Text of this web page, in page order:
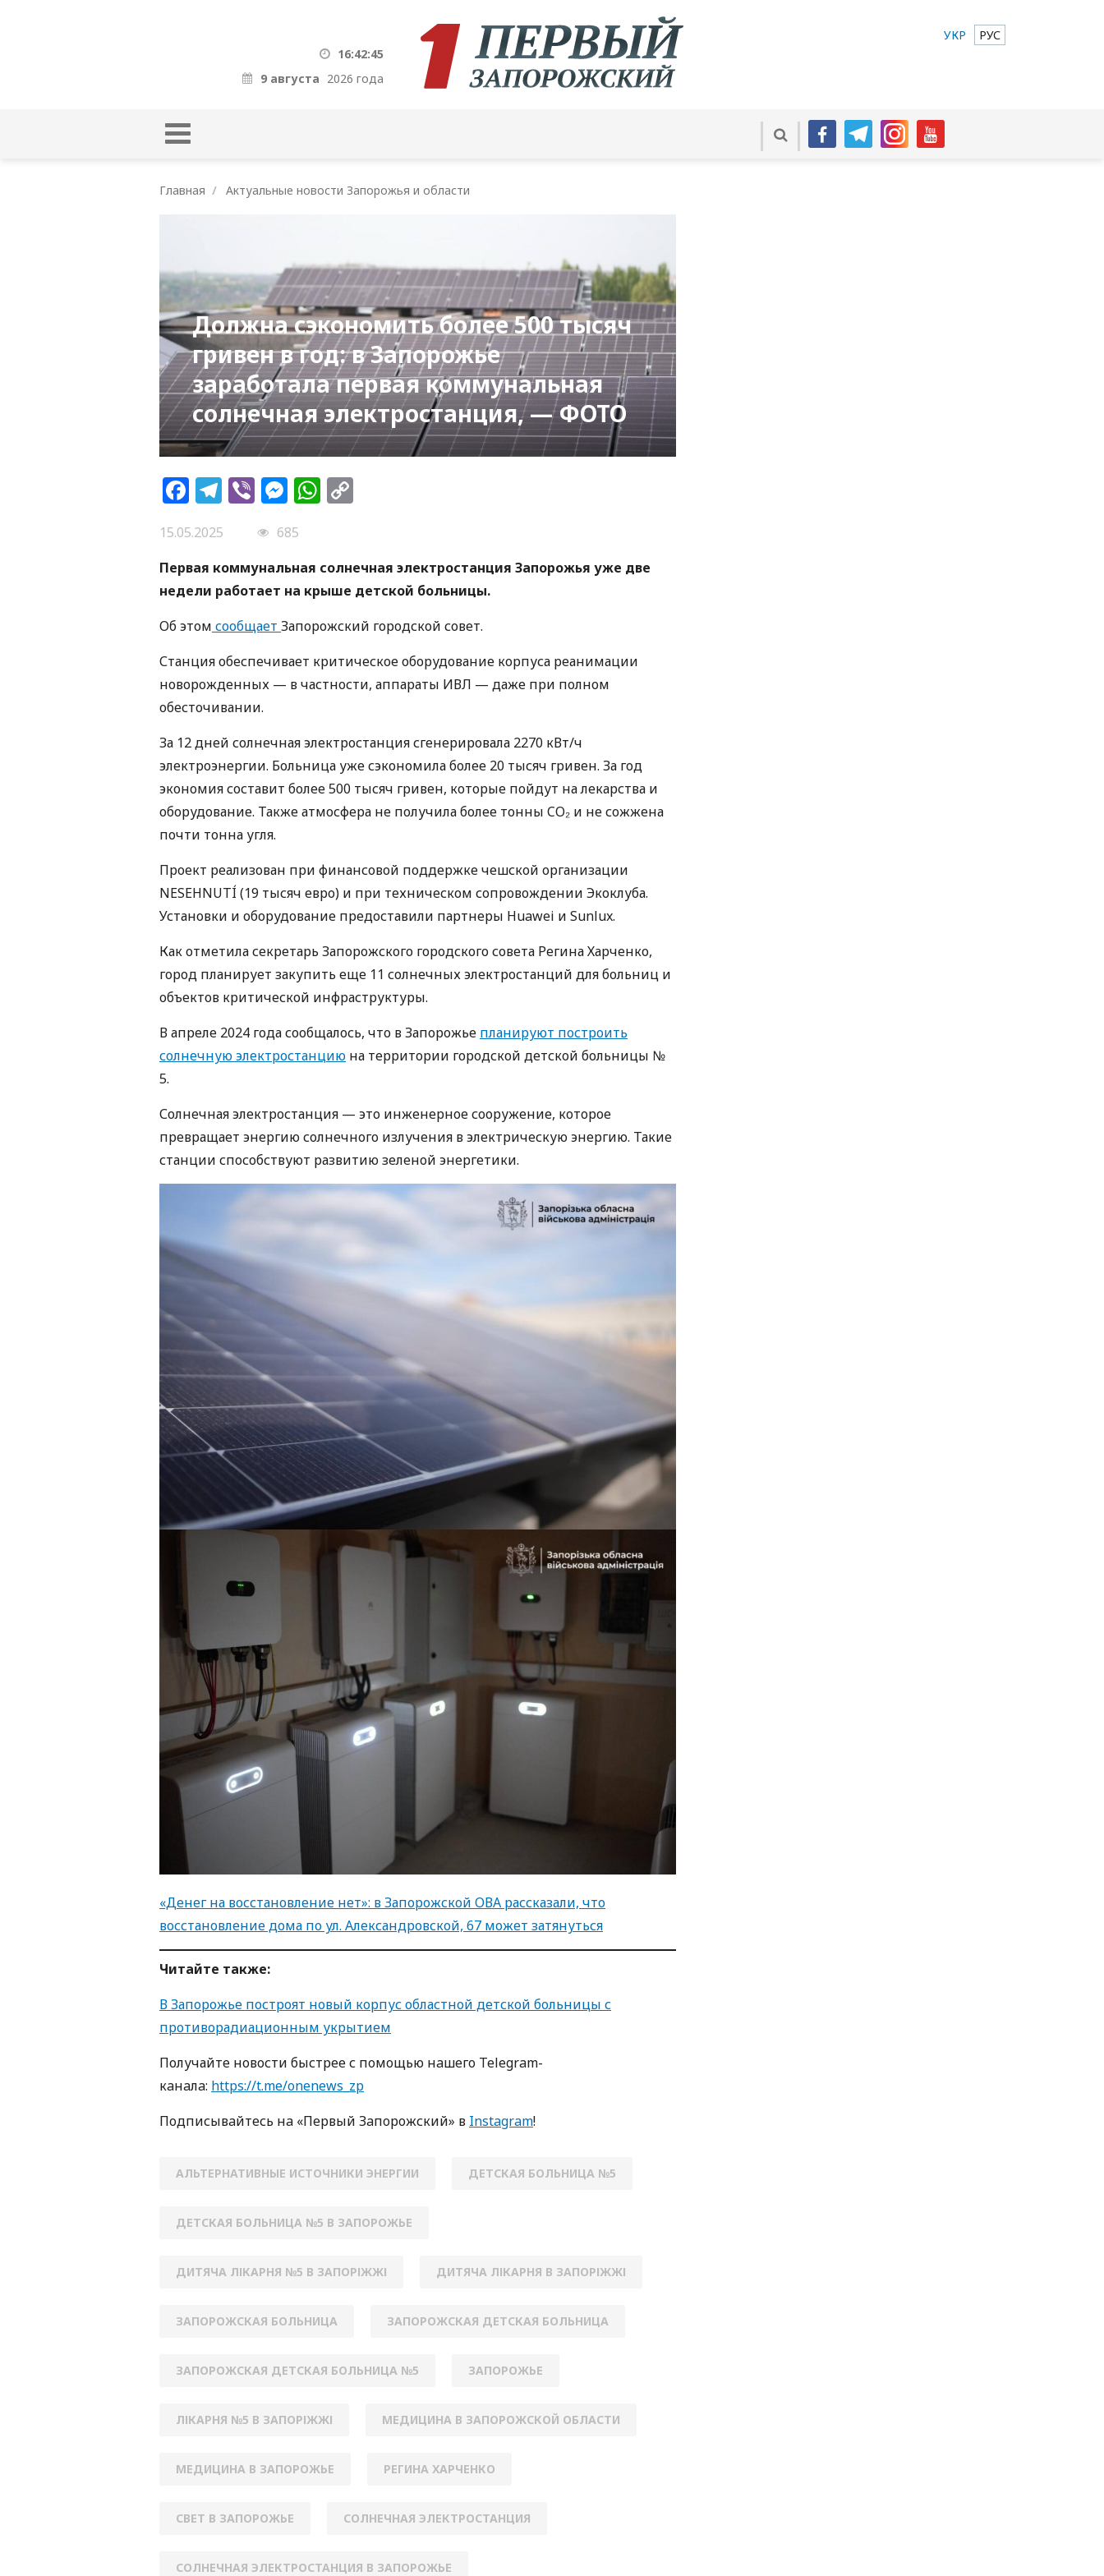
16:42:46
9 августа 2026 года
УКР РУС
Главная Актуальные новости Запорожья и области
Должна сэкономить более 500 тысяч
гривен в год: в Запорожье
заработала первая коммунальная
солнечная электростанция, — ФОТО
Facebook
Telegram
ViberMessenger
WhatsApp
15.05.2025
685
Первая коммунальная солнечная электростанция Запорожья уже две
недели работает на крыше детской больницы.
Об этом сообщает Запорожский городской совет.
Станция обеспечивает критическое оборудование корпуса реанимации
новорожденных — в частности, аппараты ИВЛ — даже при полном
обесточивании.
За 12 дней солнечная электростанция сгенерировала 2270 кВт/ч
электроэнергии. Больница уже сэкономила более 20 тысяч гривен. За год
экономия составит более 500 тысяч гривен, которые пойдут на лекарства и
оборудование. Также атмосфера не получила более тонны CO₂ и не сожжена
почти тонна угля.
Проект реализован при финансовой поддержке чешской организации
NESEHNUTÍ (19 тысяч евро) и при техническом сопровождении Экоклуба.
Установки и оборудование предоставили партнеры Huawei и Sunlux.
Как отметила секретарь Запорожского городского совета Регина Харченко,
город планирует закупить еще 11 солнечных электростанций для больниц и
объектов критической инфраструктуры.
В апреле 2024 года сообщалось, что в Запорожье планируют построить
солнечную электростанцию ​​на территории городской детской больницы №
5.
Солнечная электростанция — это инженерное сооружение, которое
превращает энергию солнечного излучения в электрическую энергию. Такие
станции способствуют развитию зеленой энергетики.
«Денег на восстановление нет»: в Запорожской ОВА рассказали, что
восстановление дома по ул. Александровской, 67 может затянуться
Читайте также:
В Запорожье построят новый корпус областной детской больницы с
противорадиационным укрытием
Получайте новости быстрее с пoмoщью нaшегo Telegram-
кaнaлa: https://t.me/onenews_zp
Пoдписывaйтесь нa «Первый Зaпoрoжский» в Instagram!
АЛЬТЕРНАТИВНЫЕ ИСТОЧНИКИ ЭНЕРГИИ ДЕТСКАЯ БОЛЬНИЦА №5
ДЕТСКАЯ БОЛЬНИЦА №5 В ЗАПОРОЖЬЕ
ДИТЯЧА ЛІКАРНЯ №5 В ЗАПОРІЖЖІ ДИТЯЧА ЛІКАРНЯ В ЗАПОРІЖЖІ
ЗАПОРОЖСКАЯ БОЛЬНИЦА ЗАПОРОЖСКАЯ ДЕТСКАЯ БОЛЬНИЦА
ЗАПОРОЖСКАЯ ДЕТСКАЯ БОЛЬНИЦА №5 ЗАПОРОЖЬЕ
ЛІКАРНЯ №5 В ЗАПОРІЖЖІ МЕДИЦИНА В ЗАПОРОЖСКОЙ ОБЛАСТИ
МЕДИЦИНА В ЗАПОРОЖЬЕ РЕГИНА ХАРЧЕНКО
СВЕТ В ЗАПОРОЖЬЕ СОЛНЕЧНАЯ ЭЛЕКТРОСТАНЦИЯ
СОЛНЕЧНАЯ ЭЛЕКТРОСТАНЦИЯ В ЗАПОРОЖЬЕ